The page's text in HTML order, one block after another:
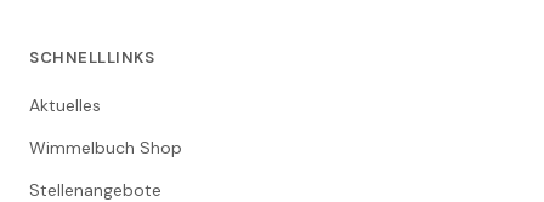
SCHNELLLINKS
Aktuelles
Wimmelbuch Shop
Stellenangebote